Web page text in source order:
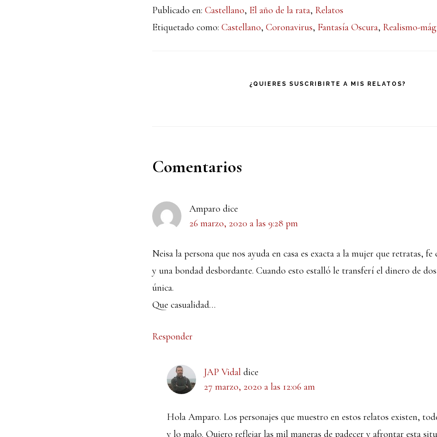
Publicado en: Castellano, El año de la rata, Relatos
Etiquetado como: Castellano, Coronavirus, Fantasía Oscura, Realismo-
¿QUIERES SUSCRIBIRTE A MIS RELATOS?
Interacciones
los
Comentarios
Amparo dice
26 marzo, 2020 a las 9:28 pm
Neisa la persona que nos ayuda en casa es exacta a la mujer que retratas,
y una bondad desbordante. Cuando esto estalló le transferí el dinero de
única.
Que casualidad…
Responder
JAP Vidal dice
27 marzo, 2020 a las 12:06 am
Hola Amparo. Los personajes que muestro en estos relatos existen,
y lo malo. Quiero reflejar las mil maneras de padecer y afrontar esta